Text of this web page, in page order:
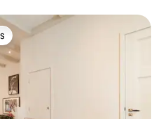
plus appréciés